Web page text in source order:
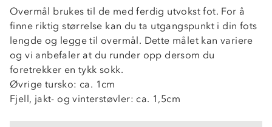
Overmål brukes til de med ferdig utvokst fot. For å
finne riktig størrelse kan du ta utgangspunkt i din fots
lengde og legge til overmål. Dette målet kan variere
og vi anbefaler at du runder opp dersom du
foretrekker en tykk sokk.
Øvrige tursko: ca. 1cm
Fjell, jakt- og vinterstøvler: ca. 1,5cm